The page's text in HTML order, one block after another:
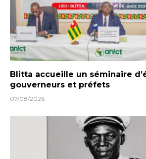
Blitta accueille un séminaire
gouverneurs et préfets
07/08/2026